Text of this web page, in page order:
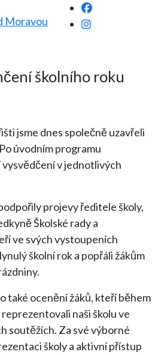
školního roku
jsme dnes společně uzavřeli
úvodním programu
v jednotlivých
projevy ředitele školy,
Školské rady a
ve svých vystoupeních
školní rok a popřáli žákům
také ocenění žáků, kteří během
naši školu ve
soutěžích. Za své výborné
školy a aktivní přístup